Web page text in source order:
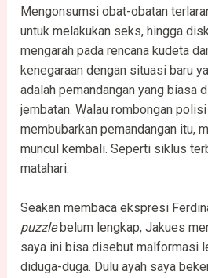
Mengonsumsi obat-obatan
untuk melakukan seks, hingga
mengarah pada rencana kudeta
kenegaraan dengan situasi baru
adalah pemandangan yang biasa
jembatan. Walau rombongan
membubarkan pemandangan itu,
muncul kembali. Seperti siklus
matahari.
Seakan membaca ekspresi
puzzle belum lengkap, Jakues
saya ini bisa disebut malformasi
diduga-duga. Dulu ayah saya